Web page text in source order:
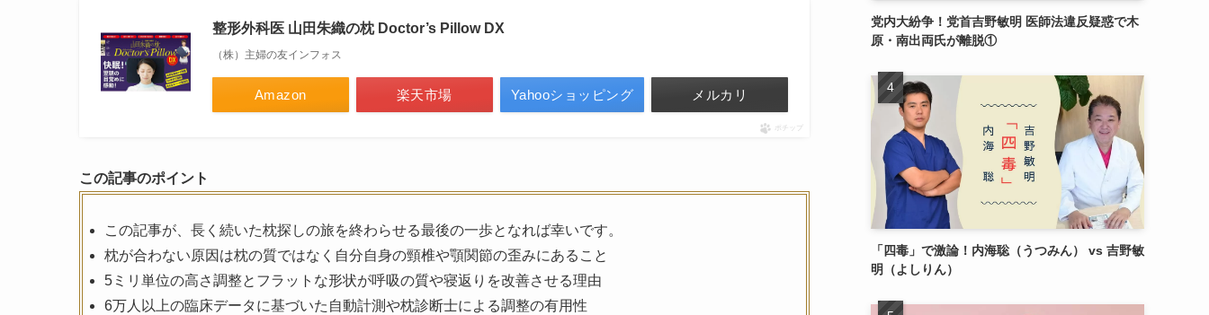
整形外科医 山田朱織の枕 Doctor’s Pillow DX
（株）主婦の友インフォス
Amazon 楽天市場 Yahooショッピング メルカリ
ポチップ
この記事のポイント
この記事が、長く続いた枕探しの旅を終わらせる最後の一歩となれば幸いです。
枕が合わない原因は枕の質ではなく自分自身の頸椎や顎関節の歪みにあること
5ミリ単位の高さ調整とフラットな形状が呼吸の質や寝返りを改善させる理由
6万人以上の臨床データに基づいた自動計測や枕診断士による調整の有用性
党内大紛争！党首吉野敏明 医師法違反疑惑で木
原・南出両氏が離脱①
「四毒」で激論！内海聡（うつみん） vs 吉野敏
明（よしりん）